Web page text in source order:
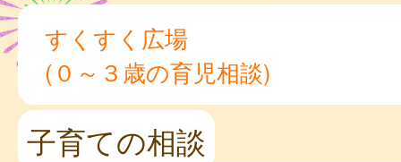
すくすく広場
(０～３歳の育児相談)
子育ての相談